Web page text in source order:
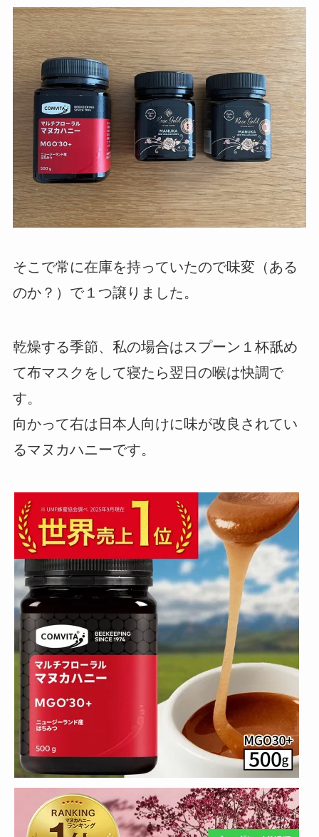
そこで常に在庫を持っていたので味変（ある
のか？）で１つ譲りました。
乾燥する季節、私の場合はスプーン１杯舐め
て布マスクをして寝たら翌日の喉は快調で
す。
向かって右は日本人向けに味が改良されてい
るマヌカハニーです。